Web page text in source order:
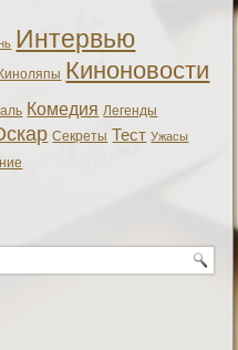
Интервью
Киноляпы Киноновости
Комедия Легенды
Секреты Тест Ужасы